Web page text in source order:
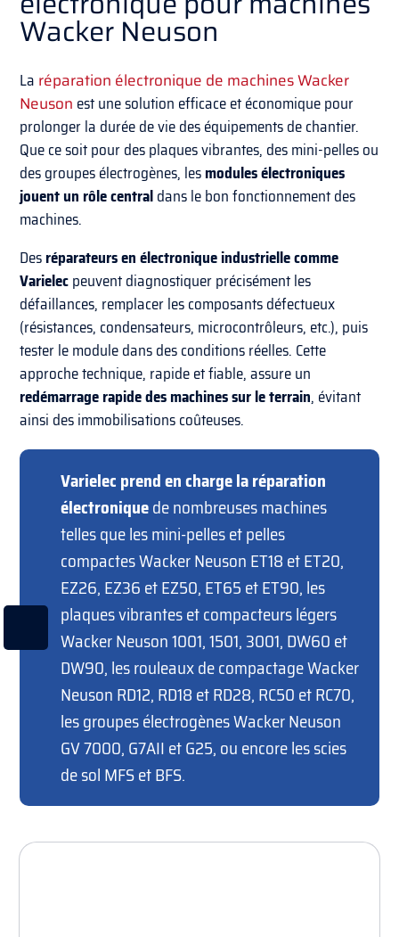
Wacker Neuson
La réparation électronique de machines Wacker
Neuson est une solution efficace et économique pour
prolonger la durée de vie des équipements de chantier.
Que ce soit pour des plaques vibrantes, des mini-pelles ou
des groupes électrogènes, lesmodules électroniques
jouent un rôle centraldans le bon fonctionnement des
machines.
Desréparateurs en électronique industrielle comme
Varielecpeuvent diagnostiquer précisément les
défaillances, remplacer les composants défectueux
(résistances, condensateurs, microcontrôleurs, etc.), puis
tester le module dans des conditions réelles. Cette
approche technique, rapide et fiable, assure un
redémarrage rapide des machines sur le terrain, évitant
ainsi des immobilisations coûteuses.
Varielec prend en charge la réparation
électroniquede nombreuses machines
telles que les mini-pelles et pelles
compactes Wacker Neuson ET18 et ET20,
EZ26, EZ36 et EZ50, ET65 et ET90, les
plaques vibrantes et compacteurs légers
Wacker Neuson 1001, 1501, 3001, DW60 et
DW90, les rouleaux de compactage Wacker
Neuson RD12, RD18 et RD28, RC50 et RC70,
les groupes électrogènes Wacker Neuson
GV 7000, G7AII et G25, ou encore les scies
de sol MFS et BFS.